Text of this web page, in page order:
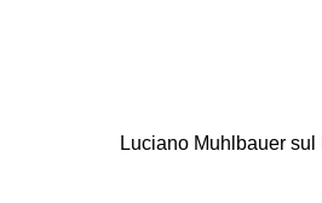
Luciano Muhlbauer sul